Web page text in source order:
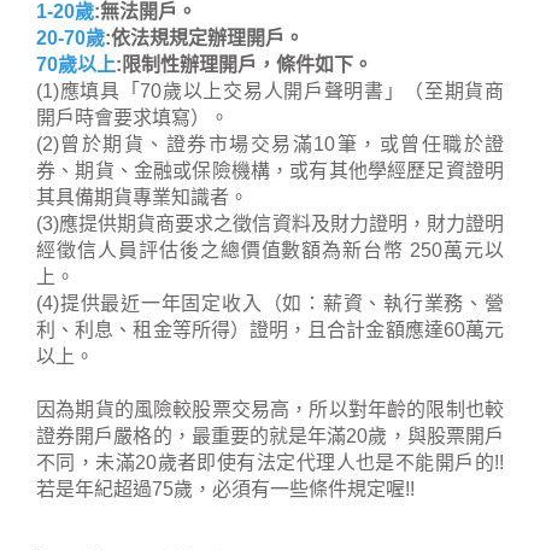
1-20歲:無法開戶。
20-70歲:依法規規定辦理開戶。
70歲以上:限制性辦理開戶，條件如下。
(1)應填具「70歲以上交易人開戶聲明書」（至期貨商
開戶時會要求填寫）。
(2)曾於期貨、證券市場交易滿10筆，或曾任職於證
券、期貨、金融或保險機構，或有其他學經歷足資證明
其具備期貨專業知識者。
(3)應提供期貨商要求之徵信資料及財力證明，財力證明
經徵信人員評估後之總價值數額為新台幣 250萬元以
上。
(4)提供最近一年固定收入（如：薪資、執行業務、營
利、利息、租金等所得）證明，且合計金額應達60萬元
以上。
因為期貨的風險較股票交易高，所以對年齡的限制也較
證券開戶嚴格的，最重要的就是年滿20歲，與股票開戶
不同，未滿20歲者即使有法定代理人也是不能開戶的!!
若是年紀超過75歲，必須有一些條件規定喔!!